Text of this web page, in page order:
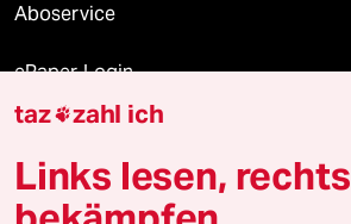
Aboservice
ePaper Login
Downloads für Abonnierende
taz zahl ich
Links lesen, rechts